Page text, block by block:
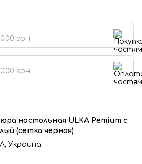
грн
грн
настольная ULKA Pemium с
(сетка черная)
Украина